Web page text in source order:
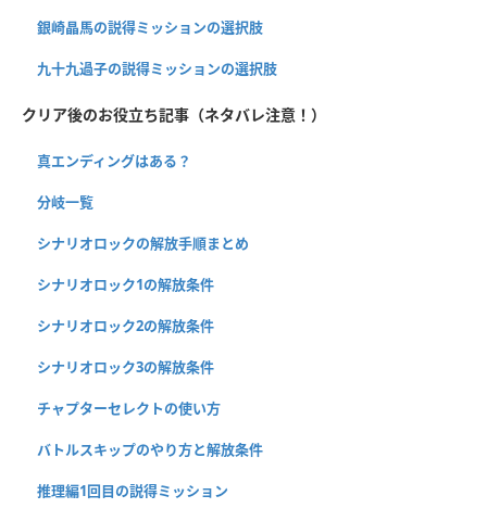
銀崎晶馬の説得ミッションの選択肢
九十九過子の説得ミッションの選択肢
クリア後のお役立ち記事（ネタバレ注意！）
真エンディングはある？
分岐一覧
シナリオロックの解放手順まとめ
シナリオロック1の解放条件
シナリオロック2の解放条件
シナリオロック3の解放条件
チャプターセレクトの使い方
バトルスキップのやり方と解放条件
推理編1回目の説得ミッション